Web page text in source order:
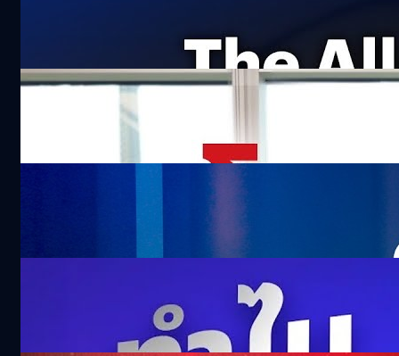
สงครามใหญ่ เศรษฐกิจไทย จะรอดหรือร่วง ? |
จากไทยสู่เวทีนานาชาติ : กสศ. ร่วมถอดรหัส
ปัญหาเด็กนอกระบบ 273 ล้านคน
301.5k views 12 days ago